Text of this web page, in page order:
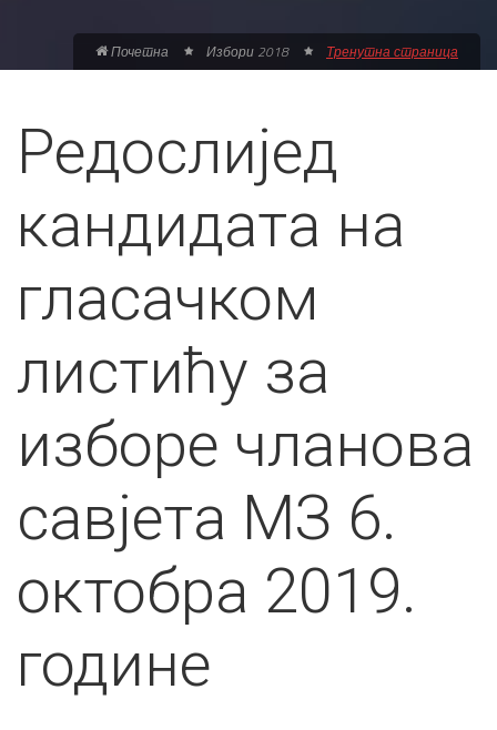
Почетна Избори 2018 Тренутна страница
Редослијед
кандидата на
гласачком
листићу за
изборе чланова
савјета МЗ 6.
октобра 2019.
године